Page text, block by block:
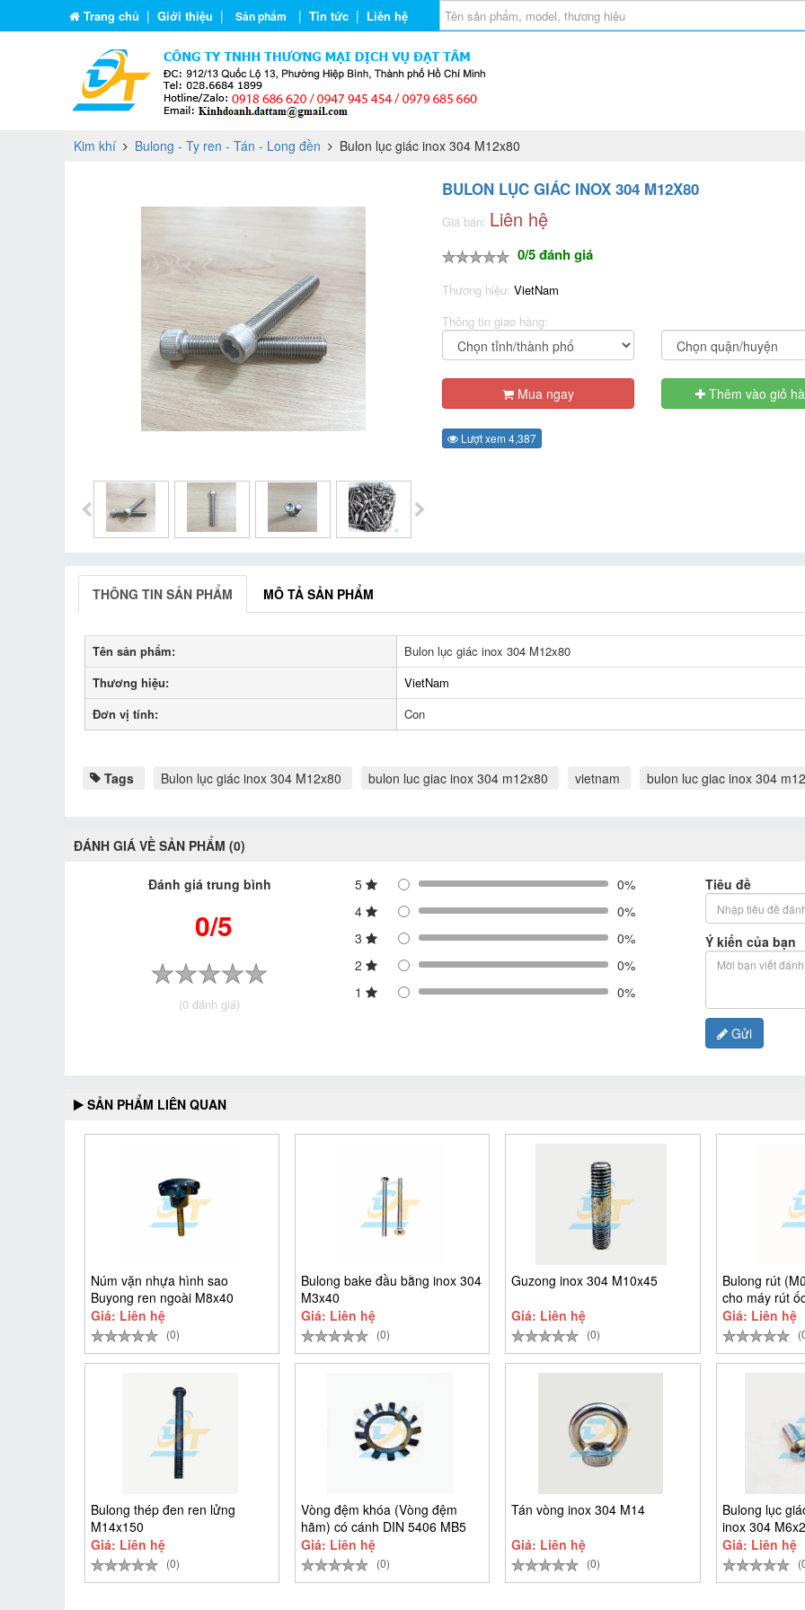
Trang chủ | Giới thiệu | Sản phẩm | Tin tức | Liên hệ
Kim khí Bulong - Ty ren - Tán - Long đền Bulon lục giác inox 304 M12x80
BULON LỤC GIÁC INOX 304 M12X80
Giá bán: Liên hệ
0/5 đánh giá
Thương hiệu: VietNam
Thông tin giao hàng:
Mua ngay Thêm vào giỏ
Lượt xem 4,387
THÔNG TIN SẢN PHẨM MÔ TẢ SẢN PHẨM
Tên sản phẩm:
Bulon lục giác inox 304 M12x80
Thương hiệu:
VietNam
Đơn vị tính:
Con
Tags Bulon lục giác inox 304 M12x80 bulon luc giac inox 304 m12x80 vietnam bulon luc giac inox 304
ĐÁNH GIÁ VỀ SẢN PHẨM (0)
Đánh giá trung bình
0/5
(0 đánh giá)
5
0%
4
0%
3
0%
2
0%
1
0%
Tiêu đề
Ý kiến của bạn
Gửi
SẢN PHẨM LIÊN QUAN
Núm vặn nhựa hình sao
Buyong ren ngoài M8x40
Giá: Liên hệ
(0)
Bulong bake đầu bằng inox 304
M3x40
Giá: Liên hệ
(0)
Guzong inox 304 M10x45
Giá: Liên hệ
(0)
Bulong rút
cho máy rút
Giá: Liên hệ
Bulong thép đen ren lửng
M14x150
Giá: Liên hệ
(0)
Vòng đệm khóa (Vòng đệm
hãm) có cánh DIN 5406 MB5
D25
Giá: Liên hệ
(0)
Tán vòng inox 304 M14
Giá: Liên hệ
(0)
Bulong lục
inox 304
Giá: Liên hệ